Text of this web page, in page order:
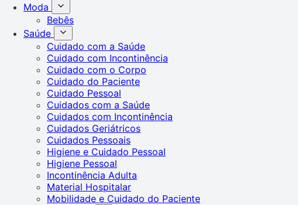
Moda
Bebês
Saúde
Cuidado com a Saúde
Cuidado com Incontinência
Cuidado com o Corpo
Cuidado do Paciente
Cuidado Pessoal
Cuidados com a Saúde
Cuidados com Incontinência
Cuidados Geriátricos
Cuidados Pessoais
Higiene e Cuidado Pessoal
Higiene Pessoal
Incontinência Adulta
Material Hospitalar
Mobilidade e Cuidado do Paciente